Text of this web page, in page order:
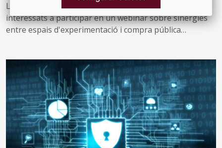
La Comissió Europea convida els agents públics
interessats a participar en un webinar sobre sinergies
entre espais d'experimentació i compra pública